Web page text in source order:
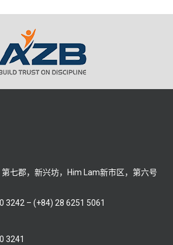
七郡，新兴坊，Him Lam新市区，第六号
3242 – (+84) 28 6251 5061
3241